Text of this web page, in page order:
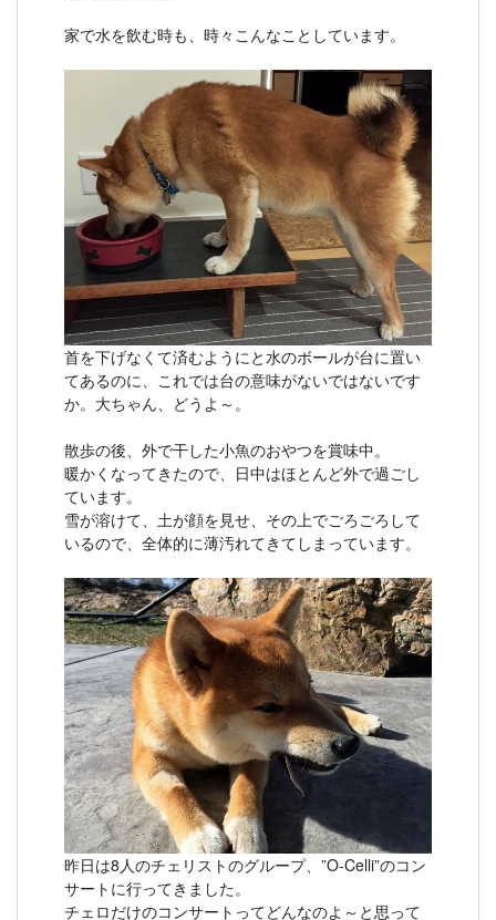
家で水を飲む時も、時々こんなことしています。
首を下げなくて済むようにと水のボールが台に置い
てあるのに、これでは台の意味がないではないです
か。大ちゃん、どうよ～。
散歩の後、外で干した小魚のおやつを賞味中。
暖かくなってきたので、日中はほとんど外で過ごし
ています。
雪が溶けて、土が顔を見せ、その上でごろごろして
いるので、全体的に薄汚れてきてしまっています。
昨日は8人のチェリストのグループ、”O-Celli”のコン
サートに行ってきました。
チェロだけのコンサートってどんなのよ～と思って